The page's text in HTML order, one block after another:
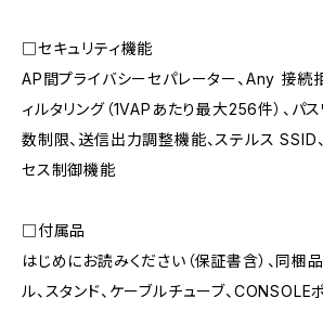
□セキュリティ機能
AP間プライバシーセパレーター、Any 接続
ィルタリング（1VAPあたり最大256件）、パ
数制限、送信出力調整機能、ステルス SSID
セス制御機能
□付属品
はじめにお読みください（保証書含）、同梱
ル、スタンド、ケーブルチューブ、CONSOLE